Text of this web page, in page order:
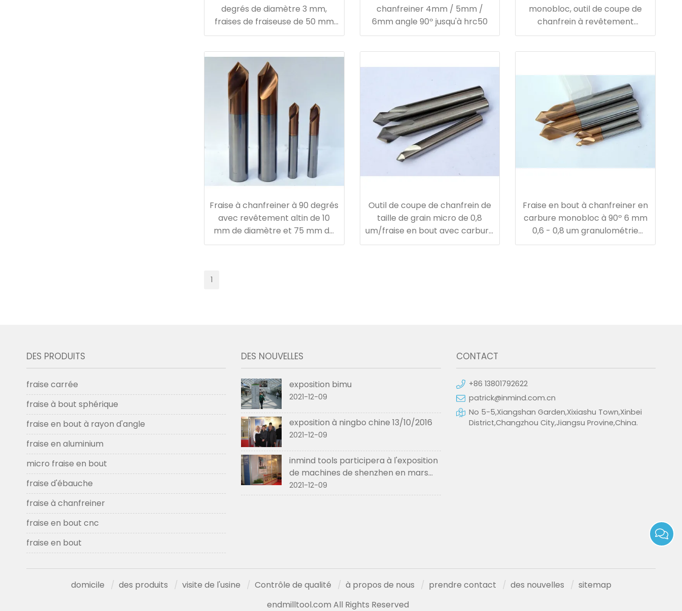
degrés de diamètre 3 mm,
fraises de fraiseuse de 50 mm
de longueur
chanfreiner 4mm / 5mm /
6mm angle 90º jusqu'à hrc50
monobloc, outil de coupe de
chanfrein à revêtement
altin/sin/tialn
Fraise à chanfreiner à 90 degrés
avec revêtement altin de 10
mm de diamètre et 75 mm de
longueur
Outil de coupe de chanfrein de
taille de grain micro de 0,8
um/fraise en bout avec carbure
monobloc
Fraise en bout à chanfreiner en
carbure monobloc à 90º 6 mm
0,6 - 0,8 um granulométrie
haute dureté
1
DES PRODUITS
fraise carrée
fraise à bout sphérique
fraise en bout à rayon d'angle
fraise en aluminium
micro fraise en bout
fraise d'ébauche
fraise à chanfreiner
fraise en bout cnc
fraise en bout
DES NOUVELLES
exposition bimu
2021-12-09
exposition à ningbo chine 13/10/2016
2021-12-09
inmind tools participera à l'exposition
de machines de shenzhen en mars
2017.
2021-12-09
CONTACT
+86 13801792622
patrick@inmind.com.cn
No 5-5,Xiangshan Garden,Xixiashu Town,Xinbei
District,Changzhou City,Jiangsu Provine,China.
domicile des produits visite de l'usine Contrôle de qualité à propos de nous prendre contact des nouvelles
sitemap
endmilltool.com All Rights Reserved